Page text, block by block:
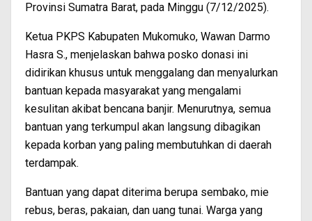
Provinsi Sumatra Barat, pada Minggu (7/12/2025).
Ketua PKPS Kabupaten Mukomuko, Wawan Darmo
Hasra S., menjelaskan bahwa posko donasi ini
didirikan khusus untuk menggalang dan menyalurkan
bantuan kepada masyarakat yang mengalami
kesulitan akibat bencana banjir. Menurutnya, semua
bantuan yang terkumpul akan langsung dibagikan
kepada korban yang paling membutuhkan di daerah
terdampak.
Bantuan yang dapat diterima berupa sembako, mie
rebus, beras, pakaian, dan uang tunai. Warga yang